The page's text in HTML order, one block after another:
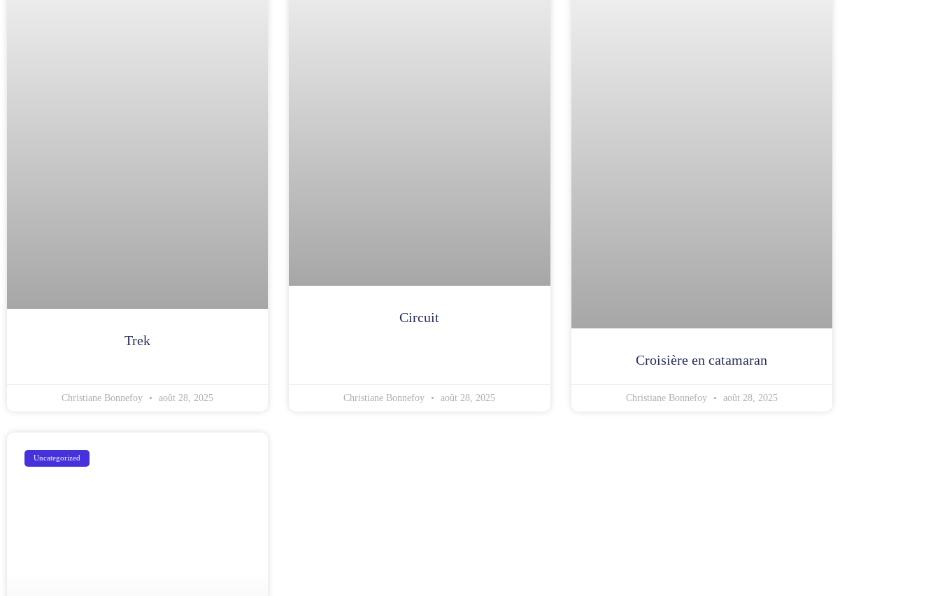
Trek
Christiane Bonnefoy août 28, 2025
Circuit
Christiane Bonnefoy août 28, 2025
Croisière en catamaran
Christiane Bonnefoy août 28, 2025
Uncategorized